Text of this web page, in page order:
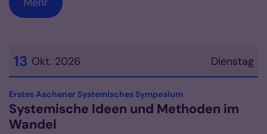
Dienstag
13 Okt. 2026
Datum: 13. Oktober 2026
Erstes Aachener Systemisches Symposium:
Systemische Ideen und Methoden im
Wandel